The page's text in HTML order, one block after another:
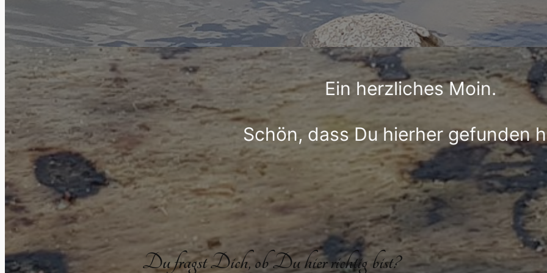
Ein herzliches Moin.
Schön, dass Du hierher gefunden
Du fragst Dich, ob Du hier richtig bist?